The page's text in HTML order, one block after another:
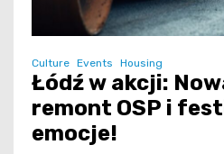
Culture Events Housing
Łódź w akcji:
remont OSP i
emocje!